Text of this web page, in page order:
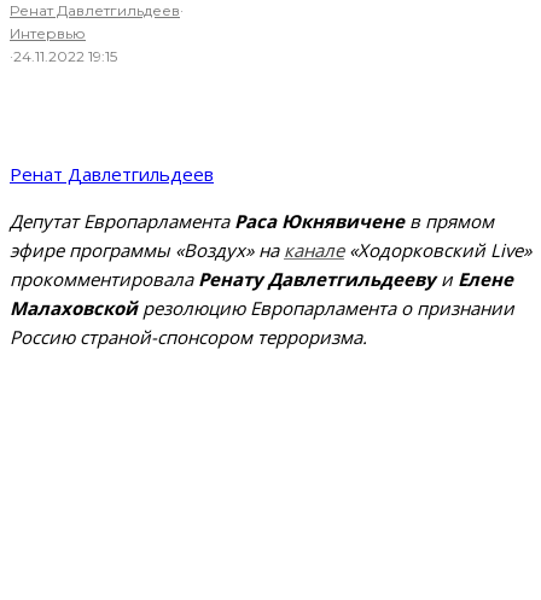
Ренат Давлетгильдеев·
Интервью
·24.11.2022 19:15
Ренат Давлетгильдеев
Депутат Европарламента Раса Юкнявиченев прямом
эфире программы «Воздух» на канале«Ходорковский Live»
прокомментировала Ренату Давлетгильдеевуи Елене
Малаховскойрезолюцию Европарламента о признании
Россию страной-спонсором терроризма.